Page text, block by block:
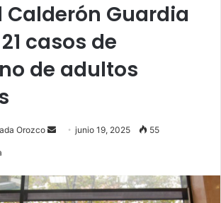
Calderón Guardia
casos de
de adultos
Orozco
Sendjunio 19, 2025 55